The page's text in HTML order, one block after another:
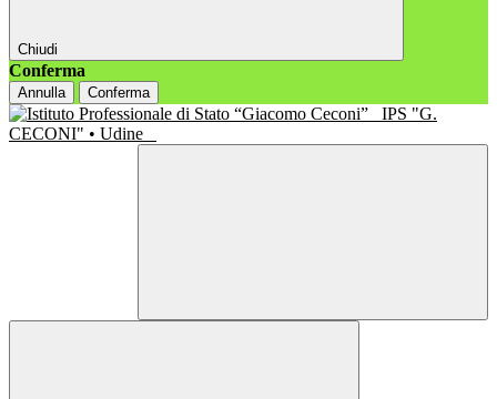
Chiudi
Conferma
Annulla Conferma
IPS "G.
CECONI" • Udine